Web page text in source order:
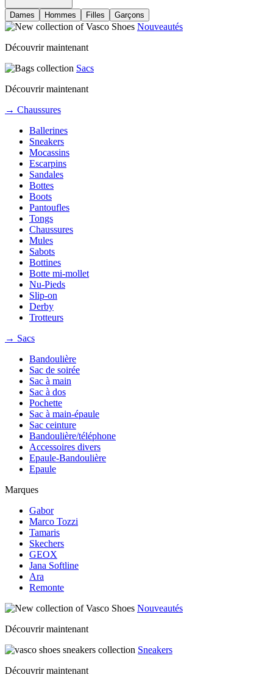
Dames Hommes Filles Garçons
Nouveautés
Découvrir maintenant
Sacs
Découvrir maintenant
→ Chaussures
Ballerines
Sneakers
Mocassins
Escarpins
Sandales
Bottes
Boots
Pantoufles
Tongs
Chaussures
Mules
Sabots
Bottines
Botte mi-mollet
Nu-Pieds
Slip-on
Derby
Trotteurs
→ Sacs
Bandoulière
Sac de soirée
Sac à main
Sac à dos
Pochette
Sac à main-épaule
Sac ceinture
Bandoulière/téléphone
Accessoires divers
Epaule-Bandoulière
Epaule
Marques
Gabor
Marco Tozzi
Tamaris
Skechers
GEOX
Jana Softline
Ara
Remonte
Nouveautés
Découvrir maintenant
Sneakers
Découvrir maintenant